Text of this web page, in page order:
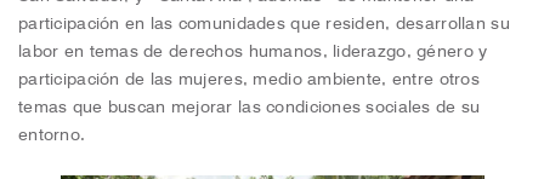
participación en las comunidades que residen, desarrollan su
labor en temas de derechos humanos, liderazgo, género y
participación de las mujeres, medio ambiente, entre otros
temas que buscan mejorar las condiciones sociales de su
entorno.